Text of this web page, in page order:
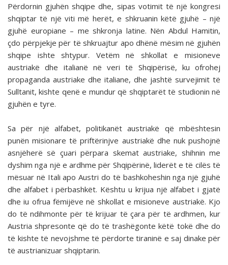
Përdornin gjuhën shqipe dhe, sipas votimit të një kongresi
shqiptar të një viti më herët, e shkruanin këtë gjuhë – një
gjuhë europiane – me shkronja latine. Nën Abdul Hamitin,
çdo përpjekje për të shkruajtur apo dhënë mësim në gjuhën
shqipe ishte shtypur. Vetëm në shkollat e misioneve
austriakë dhe italianë në veri të Shqipërisë, ku ofrohej
propaganda austriake dhe italiane, dhe jashtë survejimit të
Sulltanit, kishte qenë e mundur që shqiptarët të studionin në
gjuhën e tyre.
Sa për një alfabet, politikanët austriakë që mbështesin
punën misionare të priftërinjve austriakë dhe nuk pushojnë
asnjëherë së çuari përpara skemat austriake, shihnin me
dyshim nga një e ardhme për Shqipërinë, liderët e të cilës të
mësuar në Itali apo Austri do të bashkoheshin nga një gjuhë
dhe alfabet i përbashkët. Kështu u krijua një alfabet i gjatë
dhe iu ofrua fëmijëve në shkollat e misioneve austriakë. Kjo
do të ndihmonte për të krijuar të çara për të ardhmen, kur
Austria shpresonte që do të trashëgonte këtë tokë dhe do
të kishte të nevojshme të përdorte tiraninë e saj dinake për
të austrianizuar shqiptarin.